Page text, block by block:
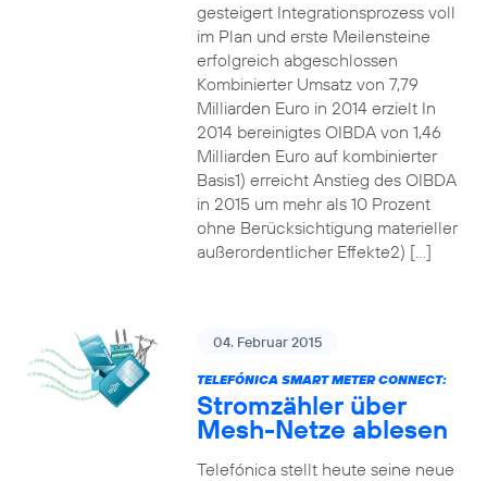
gesteigert Integrationsprozess voll
im Plan und erste Meilensteine
erfolgreich abgeschlossen
Kombinierter Umsatz von 7,79
Milliarden Euro in 2014 erzielt In
2014 bereinigtes OIBDA von 1,46
Milliarden Euro auf kombinierter
Basis1) erreicht Anstieg des OIBDA
in 2015 um mehr als 10 Prozent
ohne Berücksichtigung materieller
außerordentlicher Effekte2) […]
04. Februar 2015
TELEFÓNICA SMART METER CONNECT:
Stromzähler über
Mesh-Netze ablesen
Telefónica stellt heute seine neue